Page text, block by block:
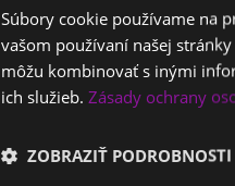
Súbory cookie používame na
vašom používaní našej
môžu kombinovať s inými
ich služieb. Zásady ochrany
ZOBRAZIŤ PODROBNOSTI